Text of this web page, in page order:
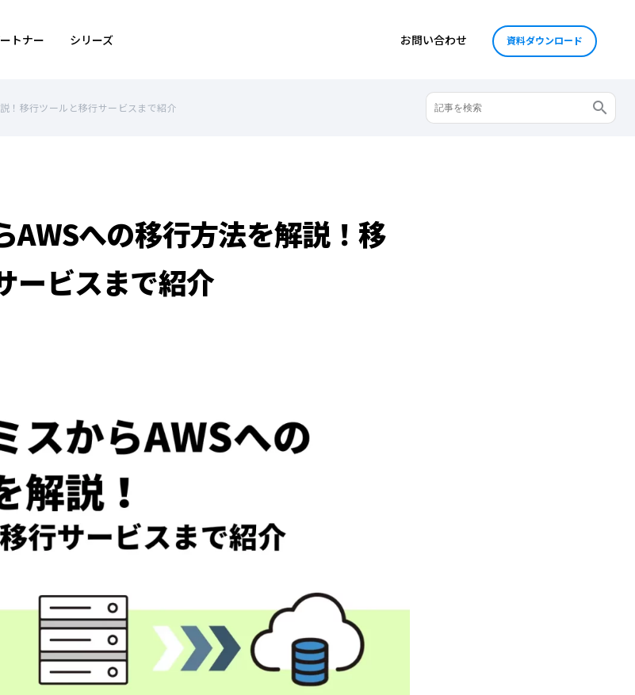
トナー シリーズ お問い合わせ 資料ダウンロード
！移行ツールと移行サービスまで紹介
AWSへの移行方法を解説！移
ービスまで紹介